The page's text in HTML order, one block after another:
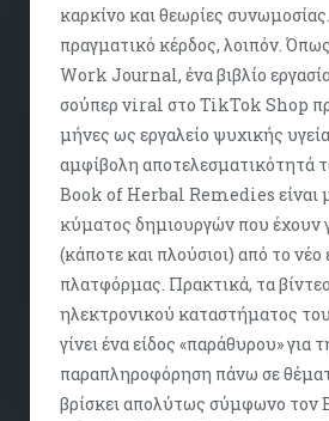
καρκίνο και θεωρίες
πραγματικό κέρδος, λοιπόν.
Work Journal, ένα βιβλίο
σούπερ viral στο TikTok Shop
μήνες ως εργαλείο ψυχικής
αμφίβολη αποτελεσματικότητά
Book of Herbal Remedies είναι
κύματος δημιουργών που έχουν
(κάποτε και πλούσιοι) από το νέο
πλατφόρμας. Πρακτικά, τα
ηλεκτρονικού καταστήματος
γίνει ένα είδος «παράθυρου» για
παραπληροφόρηση πάνω σε
βρίσκει απολύτως σύμφωνο